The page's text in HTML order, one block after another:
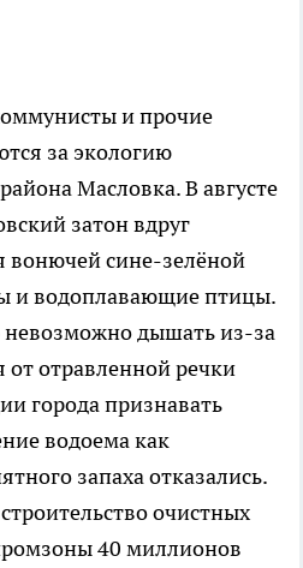
и прочие
за экологию
Масловка. В августе
затон вдруг
вонючей сине-зелёной
и водоплавающие птицы.
дышать из-за
отравленной речки
города признавать
водоема как
запаха отказались.
очистных
40 миллионов